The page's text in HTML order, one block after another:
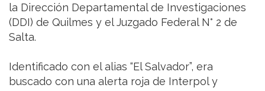
la Dirección Departamental de Investigaciones
(DDI) de Quilmes y el Juzgado Federal N° 2 de
Salta.
Identificado con el alias “El Salvador”, era
buscado con una alerta roja de Interpol y